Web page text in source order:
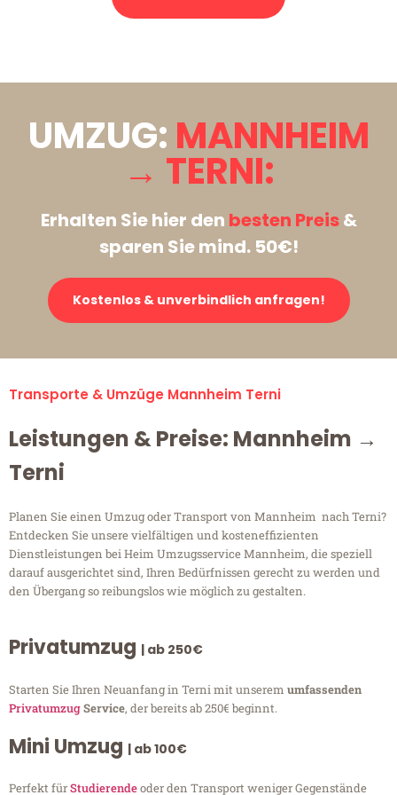
UMZUG: MANNHEIM
→ TERNI:
Erhalten Sie hier den besten Preis&
sparen Sie mind. 50€!
Kostenlos & unverbindlich anfragen!
Transporte & Umzüge Mannheim Terni
Leistungen & Preise: Mannheim →
Terni
Planen Sie einen Umzug oder Transport von Mannheim nach Terni?
Entdecken Sie unsere vielfältigen und kosteneffizienten
Dienstleistungen bei Heim Umzugsservice Mannheim, die speziell
darauf ausgerichtet sind, Ihren Bedürfnissen gerecht zu werden und
den Übergang so reibungslos wie möglich zu gestalten.
Privatumzug | ab 250€
Starten Sie Ihren Neuanfang in Terni mit unserem umfassenden
PrivatumzugService, der bereits ab 250€ beginnt.
Mini Umzug | ab 100€
Perfekt fürStudierendeoder den Transport weniger Gegenstände